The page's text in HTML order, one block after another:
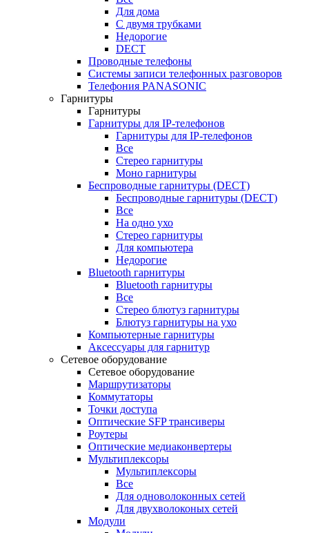
Для дома
С двумя трубками
Недорогие
DECT
Проводные телефоны
Системы записи телефонных разговоров
Телефония PANASONIC
Гарнитуры
Гарнитуры
Гарнитуры для IP-телефонов
Гарнитуры для IP-телефонов
Все
Стерео гарнитуры
Моно гарнитуры
Беспроводные гарнитуры (DECT)
Беспроводные гарнитуры (DECT)
Все
На одно ухо
Стерео гарнитуры
Для компьютера
Недорогие
Bluetooth гарнитуры
Bluetooth гарнитуры
Все
Стерео блютуз гарнитуры
Блютуз гарнитуры на ухо
Компьютерные гарнитуры
Аксессуары для гарнитур
Сетевое оборудование
Сетевое оборудование
Маршрутизаторы
Коммутаторы
Точки доступа
Оптические SFP трансиверы
Роутеры
Оптические медиаконвертеры
Мультиплексоры
Мультиплексоры
Все
Для одноволоконных сетей
Для двухволоконых сетей
Модули